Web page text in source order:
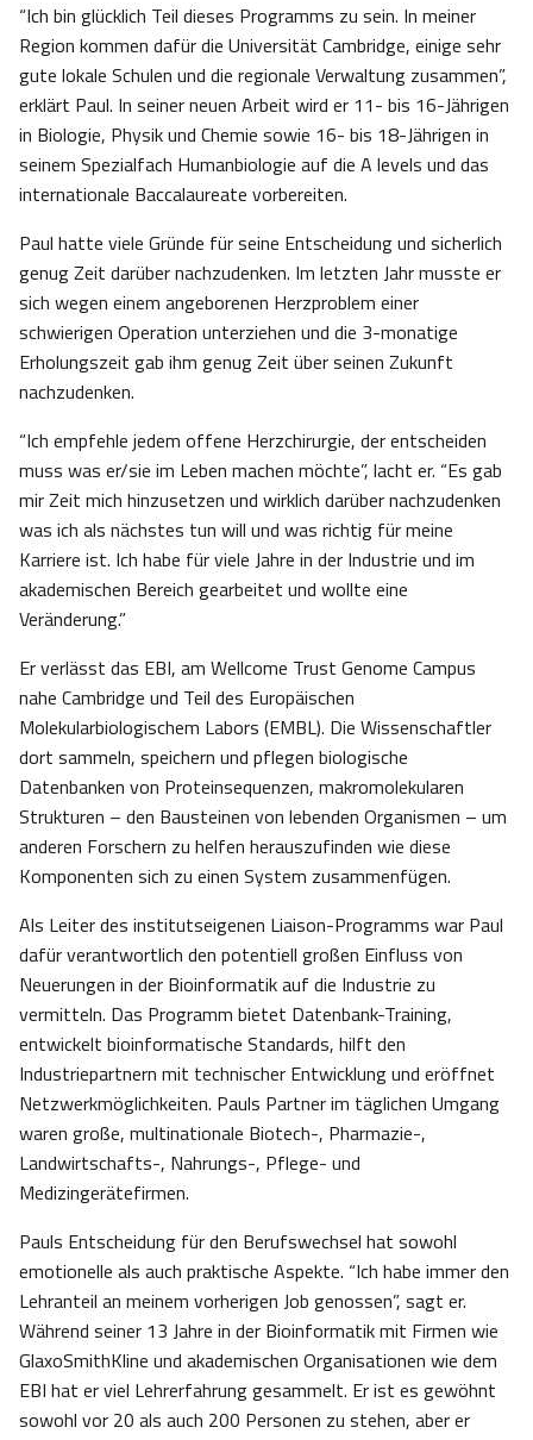
“Ich bin glücklich Teil dieses Programms zu sein. In meiner
Region kommen dafür die Universität Cambridge, einige sehr
gute lokale Schulen und die regionale Verwaltung zusammen”,
erklärt Paul. In seiner neuen Arbeit wird er 11- bis 16-Jährigen
in Biologie, Physik und Chemie sowie 16- bis 18-Jährigen in
seinem Spezialfach Humanbiologie auf die A levels und das
internationale Baccalaureate vorbereiten.
Paul hatte viele Gründe für seine Entscheidung und sicherlich
genug Zeit darüber nachzudenken. Im letzten Jahr musste er
sich wegen einem angeborenen Herzproblem einer
schwierigen Operation unterziehen und die 3-monatige
Erholungszeit gab ihm genug Zeit über seinen Zukunft
nachzudenken.
“Ich empfehle jedem offene Herzchirurgie, der entscheiden
muss was er/sie im Leben machen möchte”, lacht er. “Es gab
mir Zeit mich hinzusetzen und wirklich darüber nachzudenken
was ich als nächstes tun will und was richtig für meine
Karriere ist. Ich habe für viele Jahre in der Industrie und im
akademischen Bereich gearbeitet und wollte eine
Veränderung.”
Er verlässt das EBI, am Wellcome Trust Genome Campus
nahe Cambridge und Teil des Europäischen
Molekularbiologischem Labors (EMBL). Die Wissenschaftler
dort sammeln, speichern und pflegen biologische
Datenbanken von Proteinsequenzen, makromolekularen
Strukturen – den Bausteinen von lebenden Organismen – um
anderen Forschern zu helfen herauszufinden wie diese
Komponenten sich zu einen System zusammenfügen.
Als Leiter des institutseigenen Liaison-Programms war Paul
dafür verantwortlich den potentiell großen Einfluss von
Neuerungen in der Bioinformatik auf die Industrie zu
vermitteln. Das Programm bietet Datenbank-Training,
entwickelt bioinformatische Standards, hilft den
Industriepartnern mit technischer Entwicklung und eröffnet
Netzwerkmöglichkeiten. Pauls Partner im täglichen Umgang
waren große, multinationale Biotech-, Pharmazie-,
Landwirtschafts-, Nahrungs-, Pflege- und
Medizingerätefirmen.
Pauls Entscheidung für den Berufswechsel hat sowohl
emotionelle als auch praktische Aspekte. “Ich habe immer den
Lehranteil an meinem vorherigen Job genossen”, sagt er.
Während seiner 13 Jahre in der Bioinformatik mit Firmen wie
GlaxoSmithKline und akademischen Organisationen wie dem
EBI hat er viel Lehrerfahrung gesammelt. Er ist es gewöhnt
sowohl vor 20 als auch 200 Personen zu stehen, aber er